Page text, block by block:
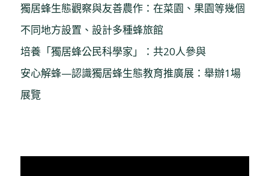
獨居蜂生態觀察與友善農作：在菜園、果園等幾個
不同地方設置、設計多種蜂旅館
培養「獨居蜂公民科學家」：共20人參與
安心解蜂—認識獨居蜂生態教育推廣展：舉辦1場
展覽